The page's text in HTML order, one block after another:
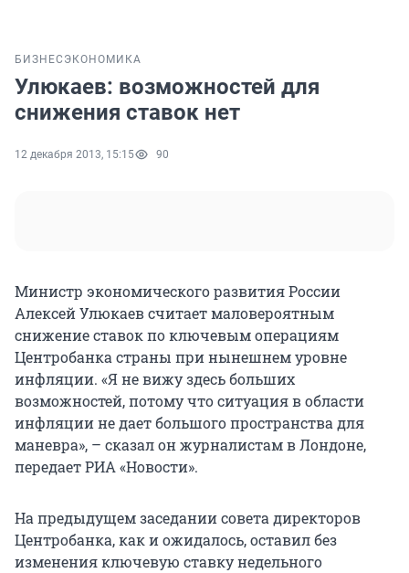
БИЗНЕС ЭКОНОМИКА
Улюкаев: возможностей для
снижения ставок нет
12 декабря 2013, 15:15 90
Министр экономического развития России
Алексей Улюкаев считает маловероятным
снижение ставок по ключевым операциям
Центробанка страны при нынешнем уровне
инфляции. «Я не вижу здесь больших
возможностей, потому что ситуация в области
инфляции не дает большого пространства для
маневра», – сказал он журналистам в Лондоне,
передает РИА «Новости».
На предыдущем заседании совета директоров
Центробанка, как и ожидалось, оставил без
изменения ключевую ставку недельного